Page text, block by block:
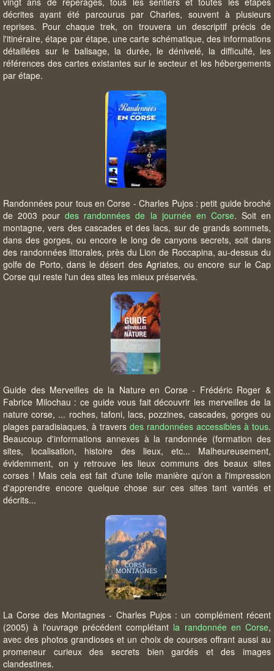
décrites ayant été parcourus par Charles, souvent à plusieurs
reprises. Pour chaque trek, on trouvera un descriptif précis de
l'itinéraire, étape par étape, une carte schématique, des informations
détaillées sur le balisage, la durée, le dénivelé, la difficulté, les
références des cartes existantes sur le secteur et les hébergements
par étape.
Randonnées pour tous en Corse - Charles Pujos : petit guide broché
de 2003 pourdes randonnées de la journée en Corse. Soit en
montagne, vers des cascades et des lacs, sur de grands sommets,
dans des gorges, ou encore le long de canyons secrets, soit dans
des randonnées littorales, près du Lion de Roccapina, au-dessus du
golfe de Porto, dans le désert des Agriates, ou encore sur le Cap
Corse qui reste l'un des sites les mieux préservés.
Guide des Merveilles de la Nature en Corse - Frédéric Roger &
Fabrice Milochau : ce guide vous fait découvrir les merveilles de la
nature corse, ... roches, tafoni, lacs, pozzines, cascades, gorges ou
plages paradisiaques, à travers des randonnées accessibles à tous.
Beaucoup d'informations annexes à la randonnée (formation des
sites, localisation, histoire des lieux, etc... Malheureusement,
évidemment, on y retrouve les lieux communs des beaux sites
corses ! Mais cela est fait d'une telle manière qu'on a l'impression
d'apprendre encore quelque chose sur ces sites tant vantés et
décrits...
La Corse des Montagnes - Charles Pujos : un complément récent
(2005) à l'ouvrage précédent complétant la randonnée en Corse,
avec des photos grandioses et un choix de courses offrant aussi au
promeneur curieux des secrets bien gardés et des images
clandestines.